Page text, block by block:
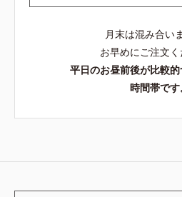
月末は混み合い
お早めにご注文く
平日のお昼前後が比較
時間帯です